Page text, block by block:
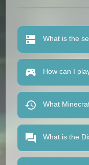
What is the
How can I
What
What is the